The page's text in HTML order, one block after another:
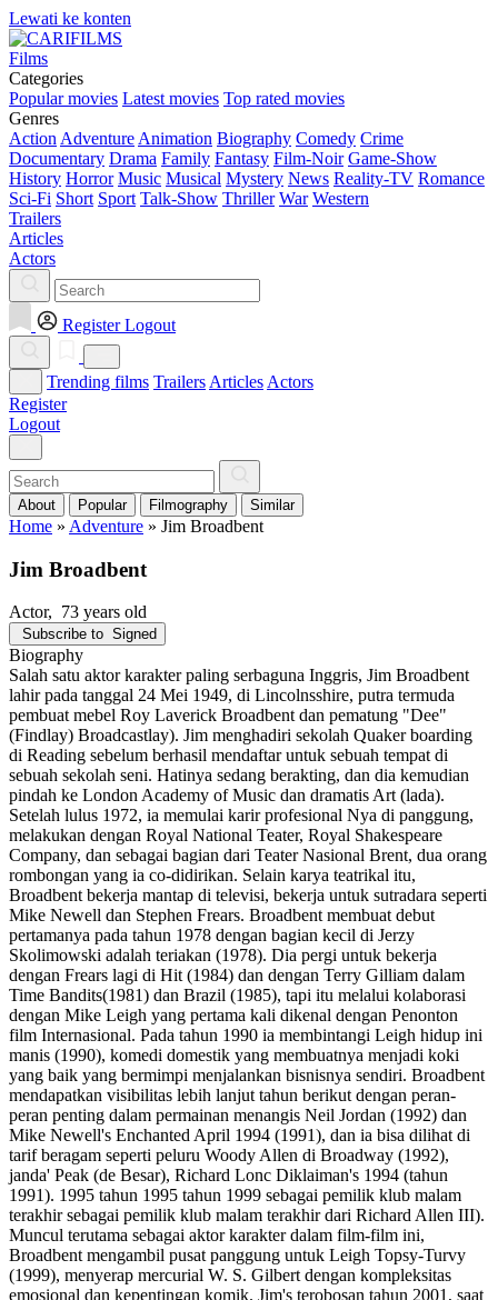
Lewati ke konten
Films
Categories
Popular movies Latest movies Top rated movies
Genres
Action Adventure Animation Biography Comedy Crime
Documentary Drama Family Fantasy Film-Noir Game-Show
History Horror Music Musical Mystery News Reality-TV Romance
Sci-Fi Short Sport Talk-Show Thriller War Western
Trailers
Articles
Actors
Register Logout
Trending films Trailers Articles Actors
Register
Logout
About Popular Filmography Similar
Home » Adventure » Jim Broadbent
Jim Broadbent
Actor, 73 years old
Subscribe to Signed
Biography
Salah satu aktor karakter paling serbaguna Inggris, Jim Broadbent
lahir pada tanggal 24 Mei 1949, di Lincolnsshire, putra termuda
pembuat mebel Roy Laverick Broadbent dan pematung "Dee"
(Findlay) Broadcastlay). Jim menghadiri sekolah Quaker boarding
di Reading sebelum berhasil mendaftar untuk sebuah tempat di
sebuah sekolah seni. Hatinya sedang berakting, dan dia kemudian
pindah ke London Academy of Music dan dramatis Art (lada).
Setelah lulus 1972, ia memulai karir profesional Nya di panggung,
melakukan dengan Royal National Teater, Royal Shakespeare
Company, dan sebagai bagian dari Teater Nasional Brent, dua orang
rombongan yang ia co-didirikan. Selain karya teatrikal itu,
Broadbent bekerja mantap di televisi, bekerja untuk sutradara seperti
Mike Newell dan Stephen Frears. Broadbent membuat debut
pertamanya pada tahun 1978 dengan bagian kecil di Jerzy
Skolimowski adalah teriakan (1978). Dia pergi untuk bekerja
dengan Frears lagi di Hit (1984) dan dengan Terry Gilliam dalam
Time Bandits(1981) dan Brazil (1985), tapi itu melalui kolaborasi
dengan Mike Leigh yang pertama kali dikenal dengan Penonton
film Internasional. Pada tahun 1990 ia membintangi Leigh hidup ini
manis (1990), komedi domestik yang membuatnya menjadi koki
yang baik yang bermimpi menjalankan bisnisnya sendiri. Broadbent
mendapatkan visibilitas lebih lanjut tahun berikut dengan peran-
peran penting dalam permainan menangis Neil Jordan (1992) dan
Mike Newell's Enchanted April 1994 (1991), dan ia bisa dilihat di
tarif beragam seperti peluru Woody Allen di Broadway (1992),
janda' Peak (de Besar), Richard Lonc Diklaiman's 1994 (tahun
1991). 1995 tahun 1995 tahun 1999 sebagai pemilik klub malam
terakhir sebagai pemilik klub malam terakhir dari Richard Allen III).
Muncul terutama sebagai aktor karakter dalam film-film ini,
Broadbent mengambil pusat panggung untuk Leigh Topsy-Turvy
(1999), menyerap mercurial W. S. Gilbert dengan kompleksitas
emosional dan kepentingan komik. Jim's terobosan tahun 2001, saat